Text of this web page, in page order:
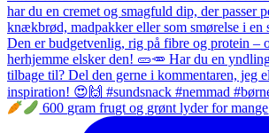
600 gram frugt og grønt lyder for mange